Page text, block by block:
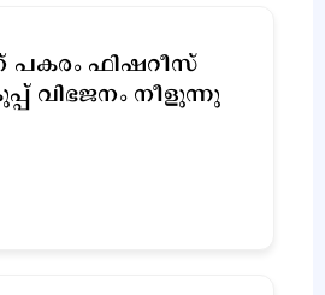
പകരം ഫിഷറീസ്
വിഭജനം നീളുന്നു